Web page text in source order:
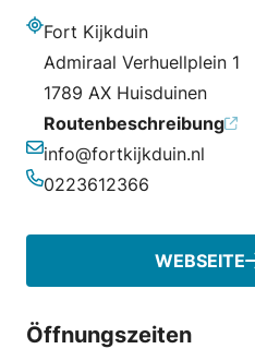
Fort Kijkduin
Admiraal Verhuellplein 1
1789 AX Huisduinen
Routenbeschreibung
E-Mail-Adresse
info@fortkijkduin.nl
0223612366
WEBSEITE
Öffnungszeiten